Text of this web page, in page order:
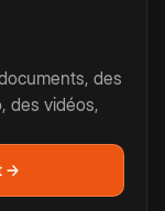
des
des vidéos,
→